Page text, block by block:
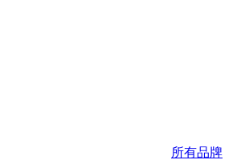
所有品牌